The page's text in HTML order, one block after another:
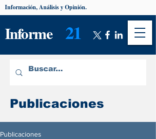
Informe 21
Información, Análisis y Opinión.
Publicaciones
Publicaciones